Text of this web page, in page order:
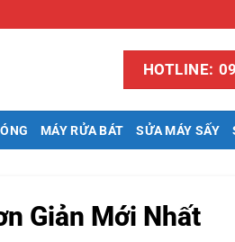
HOTLINE:
MÁY RỬA BÁT SỬA MÁY SẤY
Giản Mới Nhất